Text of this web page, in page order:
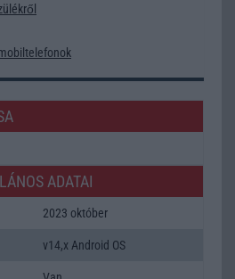
ADATAI
2023 október
v14,x Android OS